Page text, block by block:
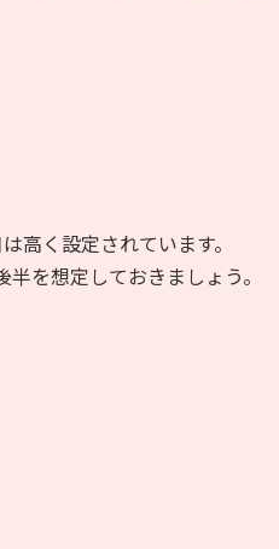
高く設定されています。
を想定しておきましょう。